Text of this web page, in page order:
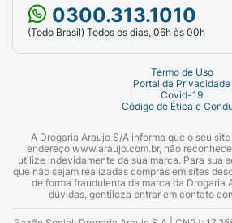
0300.313.1010
(Todo Brasil) Todos os dias, 06h às 00h
Termo de Uso
Portal da Privacidade
Covid-19
Código de Ética e
A Drogaria Araujo S/A informa que o seu
endereço www.araujo.com.br, não
utilize indevidamente da sua marca. Para sua
que não sejam realizadas compras em sites
de forma fraudulenta da marca da Drogaria
dúvidas, gentileza entrar em contato